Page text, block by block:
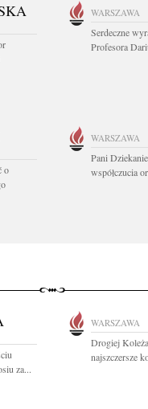
WARSZAWA
Serdeczne
Profesora
o
WARSZAWA
Pani
współczucia
za...
WARSZAWA
Drogiej
najszczersze